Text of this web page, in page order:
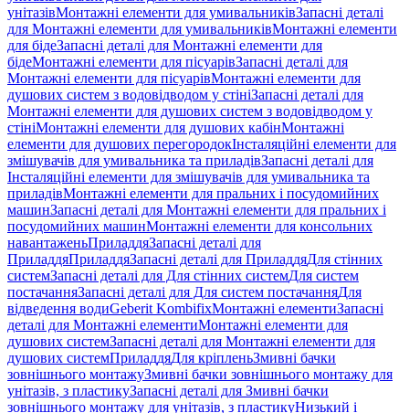
унітазівМонтажні елементи для умивальниківЗапасні деталі
для Монтажні елементи для умивальниківМонтажні елементи
для бідеЗапасні деталі для Монтажні елементи для
бідеМонтажні елементи для пісуарівЗапасні деталі для
Монтажні елементи для пісуарівМонтажні елементи для
душових систем з водовідводом у стініЗапасні деталі для
Монтажні елементи для душових систем з водовідводом у
стініМонтажні елементи для душових кабінМонтажні
елементи для душових перегородокІнсталяційні елементи для
змішувачів для умивальника та приладівЗапасні деталі для
Інсталяційні елементи для змішувачів для умивальника та
приладівМонтажні елементи для пральних і посудомийних
машинЗапасні деталі для Монтажні елементи для пральних і
посудомийних машинМонтажні елементи для консольних
навантаженьПриладдяЗапасні деталі для
ПриладдяПриладдяЗапасні деталі для ПриладдяДля стінних
системЗапасні деталі для Для стінних системДля систем
постачанняЗапасні деталі для Для систем постачанняДля
відведення водиGeberit KombifixМонтажні елементиЗапасні
деталі для Монтажні елементиМонтажні елементи для
душових системЗапасні деталі для Монтажні елементи для
душових системПриладдяДля кріпленьЗмивні бачки
зовнішнього монтажуЗмивні бачки зовнішнього монтажу для
унітазів, з пластикуЗапасні деталі для Змивні бачки
зовнішнього монтажу для унітазів, з пластикуНизький і